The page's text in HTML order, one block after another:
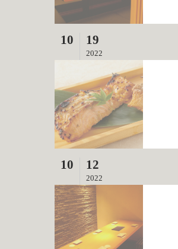
10 19
2022
10 12
2022